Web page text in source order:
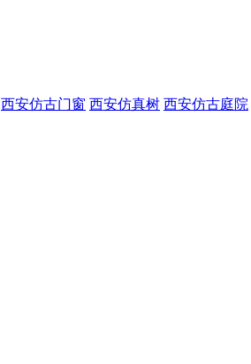
西安仿古门窗 西安仿真树 西安仿古庭院